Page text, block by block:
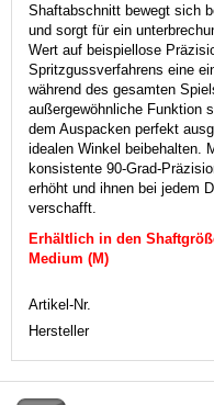
Shaftabschnitt bewegt sich
und sorgt für ein
Wert auf beispiellose
Spritzgussverfahrens eine
während des gesamten
außergewöhnliche Funktion
dem Auspacken perfekt
idealen Winkel beibehalten.
konsistente 90-Grad-
erhöht und ihnen bei jedem
verschafft.
Erhältlich in den
Medium (M)
Artikel-Nr.
Hersteller